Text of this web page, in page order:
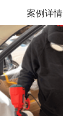
案例详情